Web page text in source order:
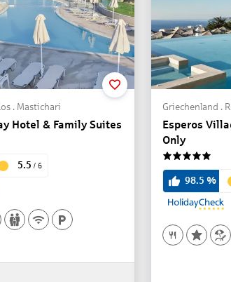
. Mastichari
Hotel & Family Suites
5.5 / 6
Griechenland .
Esperos
Only
98.5 %